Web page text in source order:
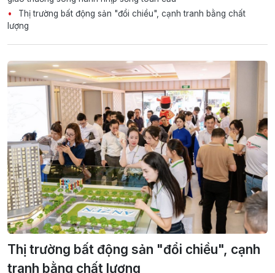
Thị trường bất động sản "đổi chiều", cạnh tranh bằng chất
lượng
Thị trường bất động sản "đổi chiều", cạnh
tranh bằng chất lượng